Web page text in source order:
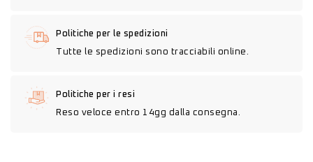
Politiche per le spedizioni
Tutte le spedizioni sono tracciabili online.
Politiche per i resi
Reso veloce entro 14gg dalla consegna.